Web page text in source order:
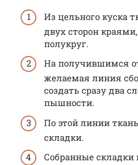
Из цельного куска
двух сторон
полукруг.
На получившимся
желаемая линия
создать сразу два
пышности.
По этой линии
складки.
Собранные складки